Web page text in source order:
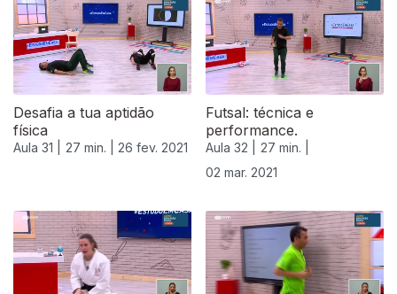
Desafia a tua aptidão
física
Aula 31 | 27 min. | 26 fev. 2021
Futsal: técnica e
performance.
Aula 32 |
27 min. |
02 mar. 2021